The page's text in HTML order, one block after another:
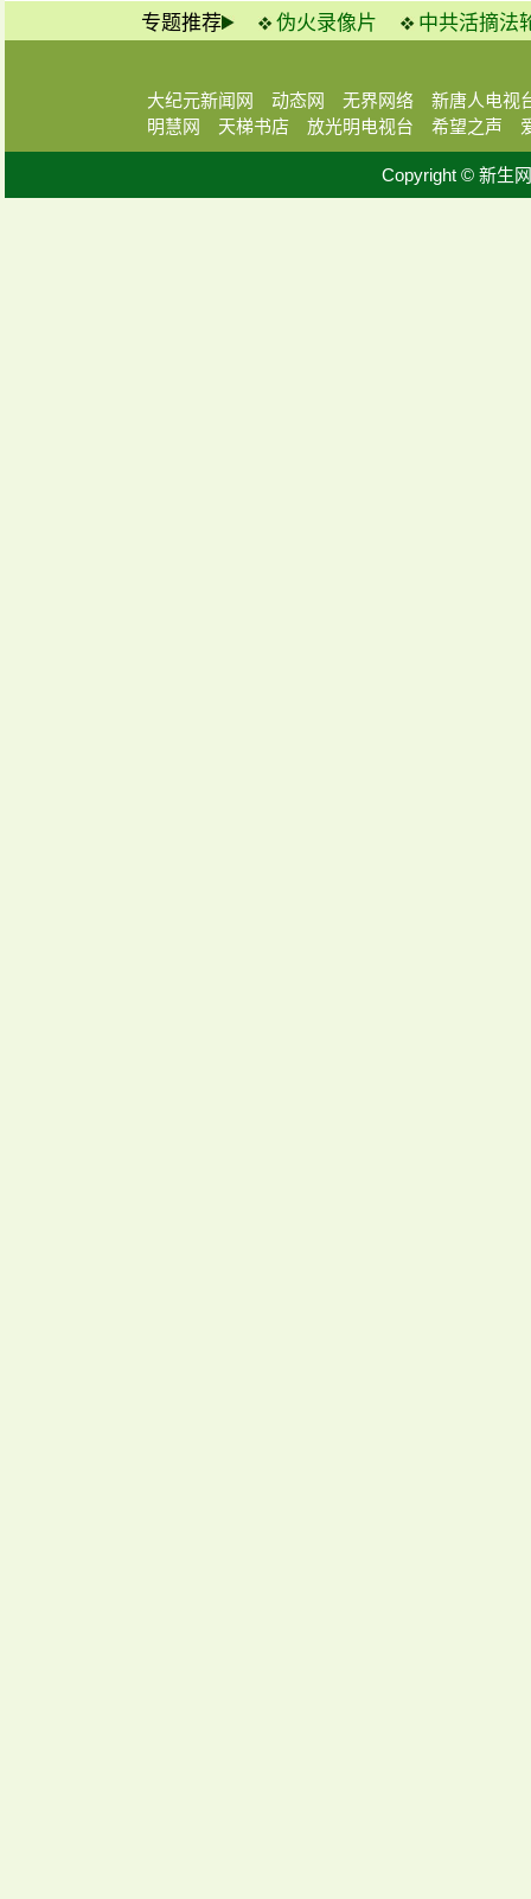
专题推荐 伪火录像片 中共活摘法
大纪元新闻网 动态网 无界网络
新唐人电视
明慧网
天梯书店 放光明电视台 希望之声
Copyright © 新生